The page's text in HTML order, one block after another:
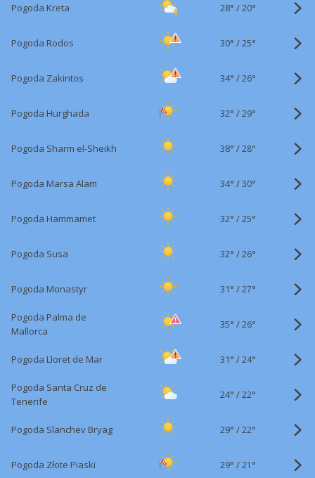
Pogoda Kreta 28° /20°
Pogoda Rodos 30° /25°
Pogoda Zakintos 34° /26°
Pogoda Hurghada 32° /29°
Pogoda Sharm el-Sheikh 38° /28°
Pogoda Marsa Alam 34° /30°
Pogoda Hammamet 32° /25°
Pogoda Susa 32° /26°
Pogoda Monastyr 31° /27°
Pogoda Palma de
Mallorca
35° /26°
Pogoda Lloret de Mar 31° /24°
Pogoda Santa Cruz de
Tenerife
24° /22°
Pogoda Slanchev Bryag 29° /22°
Pogoda Złote Piaski 29° /21°